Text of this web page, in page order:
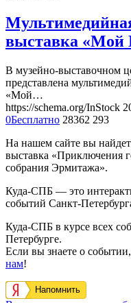
выставка «Мой
В музейно-выставочном
представлена
«Мой…
https://schema.org/InStock
0Бесплатно 28362 293
На нашем сайте вы
выставка «Приключения
собрания Эрмитажа».
Куда-СПБ — это
событий Санкт-
Куда-СПБ в курсе всех
Петербурге.
Если вы знаете о
нам!
Напомнить